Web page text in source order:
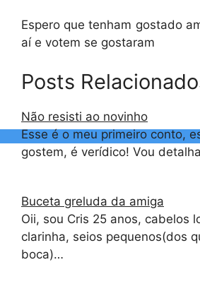
Espero que tenham gostado
aí e votem se gostaram
Posts
Não resisti ao novinho
Esse é o meu primeiro conto,
gostem, é verídico! Vou
Buceta greluda da amiga
Oii, sou Cris 25 anos, cabelos
clarinha, seios pequenos(dos
boca)…